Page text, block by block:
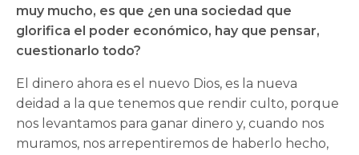
muy mucho, es que ¿en una sociedad que
glorifica el poder económico, hay que pensar,
cuestionarlo todo?
El dinero ahora es el nuevo Dios, es la nueva
deidad a la que tenemos que rendir culto, porque
nos levantamos para ganar dinero y, cuando nos
muramos, nos arrepentiremos de haberlo hecho,